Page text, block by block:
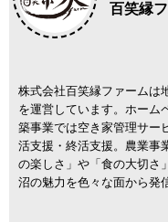
百笑縁
株式会社百笑縁ファームは
を運営しています。ホーム
築事業では空き家管理サー
活支援・終活支援。農業事
の楽しさ」や「食の大切さ
沼の魅力を色々な面から発